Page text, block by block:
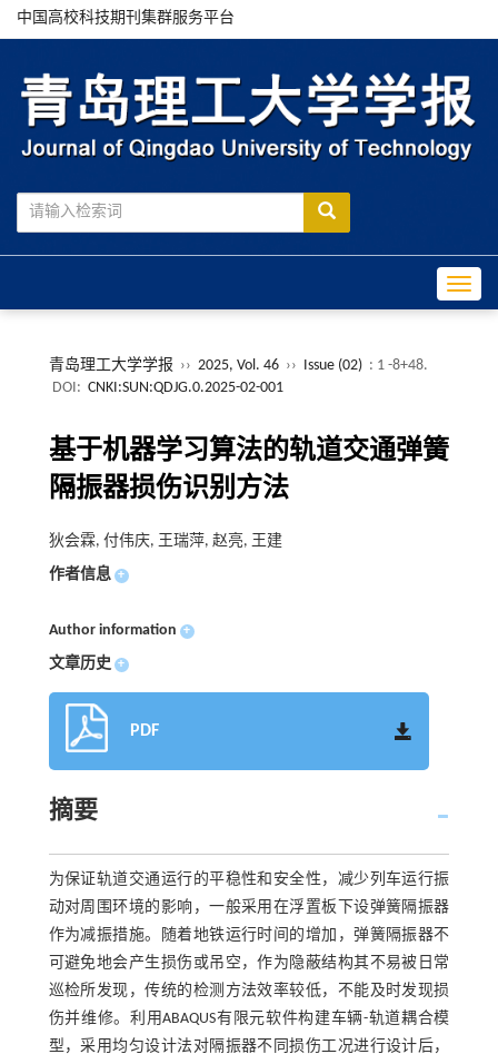
中国高校科技期刊集群服务平台
青岛理工大学学报 ›› 2025, Vol. 46 ›› Issue (02) : 1 -8+48.
DOI: CNKI:SUN:QDJG.0.2025-02-001
基于机器学习算法的轨道交通弹簧
隔振器损伤识别方法
狄会霖, 付伟庆, 王瑞萍, 赵亮, 王建
作者信息 +
Author information +
文章历史 +
PDF
摘要
为保证轨道交通运行的平稳性和安全性，减少列车运行振
动对周围环境的影响，一般采用在浮置板下设弹簧隔振器
作为减振措施。随着地铁运行时间的增加，弹簧隔振器不
可避免地会产生损伤或吊空，作为隐蔽结构其不易被日常
巡检所发现，传统的检测方法效率较低，不能及时发现损
伤并维修。利用ABAQUS有限元软件构建车辆-轨道耦合模
型，采用均匀设计法对隔振器不同损伤工况进行设计后，